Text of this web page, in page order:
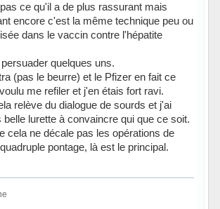
ce qu'il a de plus rassurant mais
encore c'est la même technique peu ou
dans le vaccin contre l'hépatite
quelques uns.
(pas le beurre) et le Pfizer en fait ce
me refiler et j'en étais fort ravi.
relève du dialogue de sourds et j'ai
belle lurette à convaincre qui que ce soit.
cela ne décale pas les opérations de
pontage, là est le principal.